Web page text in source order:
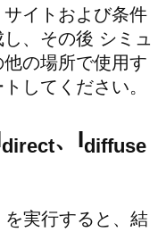
イトおよび条件
、その後 シミュ
の場所で使用す
してください。
direct、Idiffuse
実行すると、結